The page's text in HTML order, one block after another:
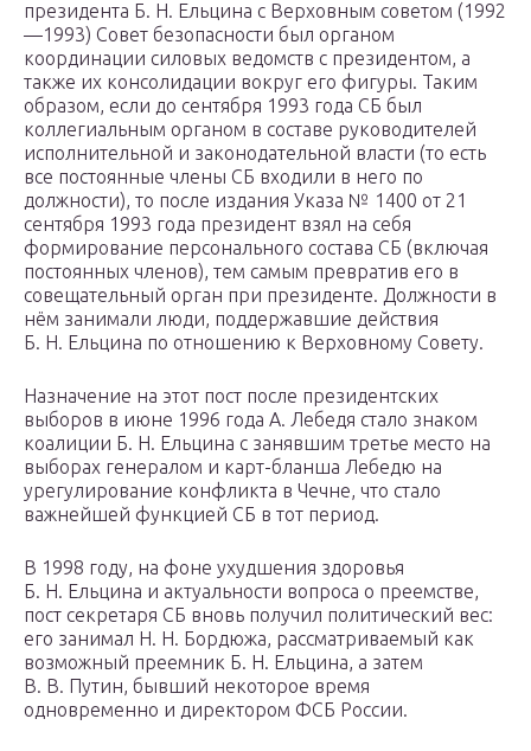
президента Б. Н. Ельцина с Верховным советом (1992
—1993) Совет безопасности был органом
координации силовых ведомств с президентом, а
также их консолидации вокруг его фигуры. Таким
образом, если до сентября 1993 года СБ был
коллегиальным органом в составе руководителей
исполнительной и законодательной власти (то есть
все постоянные члены СБ входили в него по
должности), то после издания Указа № 1400 от 21
сентября 1993 года президент взял на себя
формирование персонального состава СБ (включая
постоянных членов), тем самым превратив его в
совещательный орган при президенте. Должности в
нём занимали люди, поддержавшие действия
Б. Н. Ельцина по отношению к Верховному Совету.
Назначение на этот пост после президентских
выборов в июне 1996 года А. Лебедя стало знаком
коалиции Б. Н. Ельцина с занявшим третье место на
выборах генералом и карт-бланша Лебедю на
урегулирование конфликта в Чечне, что стало
важнейшей функцией СБ в тот период.
В 1998 году, на фоне ухудшения здоровья
Б. Н. Ельцина и актуальности вопроса о преемстве,
пост секретаря СБ вновь получил политический вес:
его занимал Н. Н. Бордюжа, рассматриваемый как
возможный преемник Б. Н. Ельцина, а затем
В. В. Путин, бывший некоторое время
одновременно и директором ФСБ России.